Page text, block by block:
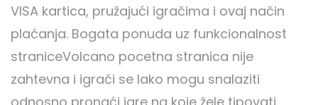
VISA kartica, pružajući igračima i ovaj način
plaćanja. Bogata ponuda uz funkcionalnost
straniceVolcano pocetna stranica nije
zahtevna i igrači se lako mogu snalaziti